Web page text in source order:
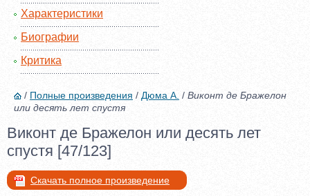
Характеристики
Биографии
Критика
/ Полные произведения / Дюма А. / Виконт де Бражелон
или десять лет спустя
Виконт де Бражелон или десять лет
спустя [47/123]
Скачать полное произведение